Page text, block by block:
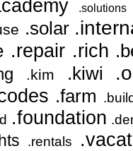
.solutions
.solar
.repair .rich
.kim .kiwi
.farm
.foundation
.rentals